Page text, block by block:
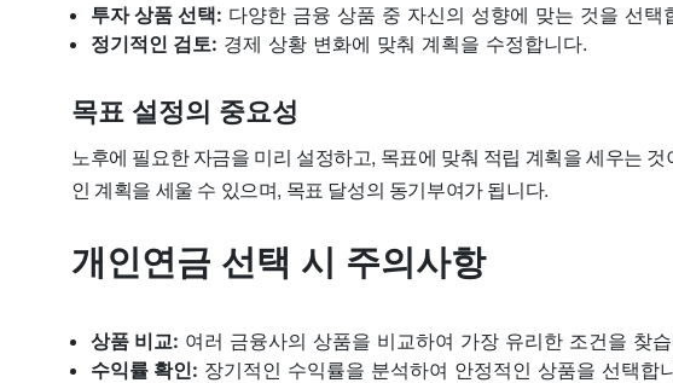
투자 상품 선택: 다양한 금융 상품 중 자신의 성향에 맞는 것을 선택
정기적인 검토: 경제 상황 변화에 맞춰 계획을 수정합니다.
목표 설정의 중요성
노후에 필요한 자금을 미리 설정하고, 목표에 맞춰 적립 계획을 세우는
인 계획을 세울 수 있으며, 목표 달성의 동기부여가 됩니다.
개인연금 선택 시 주의사항
상품 비교: 여러 금융사의 상품을 비교하여 가장 유리한 조건을 찾
수익률 확인: 장기적인 수익률을 분석하여 안정적인 상품을 선택합